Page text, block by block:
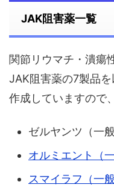
JAK阻害薬一覧
関節リウマチ・潰瘍
JAK阻害薬の7製品
作成していますので
ゼルヤンツ（一
オルミエント（
スマイラフ（一